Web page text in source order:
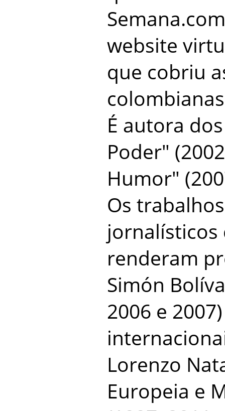
website
que cobriu
É autora
Poder"
Humor"
Os
jornalísticos
renderam
Simón
2006 e
Lorenzo
Europeia e